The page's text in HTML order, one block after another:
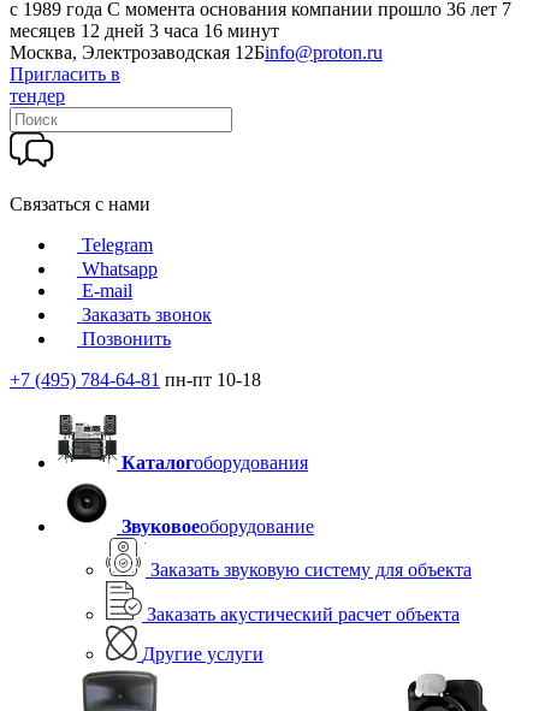
c 1989 года С момента основания компании прошло 36 лет 7
месяцев 12 дней 3 часа 16 минут
Москва, Электрозаводская 12Бinfo@proton.ru
Пригласить в
тендер
Связаться с нами
Telegram
Whatsapp
E-mail
Заказать звонок
Позвонить
+7 (495) 784-64-81 пн-пт 10-18
Каталогоборудования
Звуковоеоборудование
Заказать звуковую систему для объекта
Заказать акустический расчет объекта
Другие услуги